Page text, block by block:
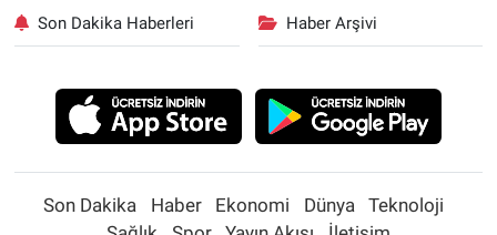
Son Dakika Haberleri Haber Arşivi
Son Dakika Haber Ekonomi Dünya
Teknoloji